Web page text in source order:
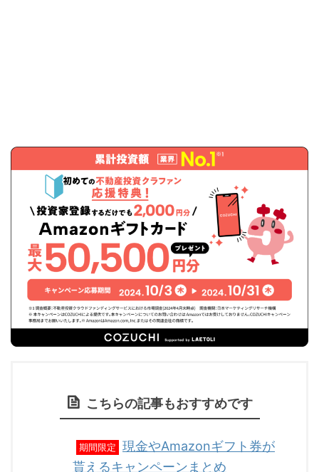
こちらの記事もおすすめです
期間限定
現金やAmazonギフト券が
貰えるキャンペーンまとめ